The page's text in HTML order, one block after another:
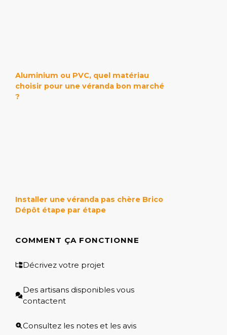
Aluminium ou PVC, quel matériau
choisir pour une véranda bon marché
?
Installer une véranda pas chère Brico
Dépôt étape par étape
COMMENT ÇA FONCTIONNE
Décrivez votre projet
Des artisans disponibles vous
contactent
Consultez les notes et les avis